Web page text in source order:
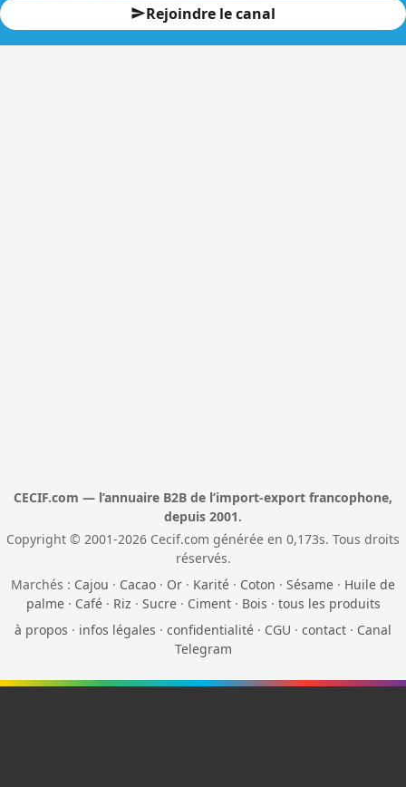
Rejoindre le canal
CECIF.com — l’annuaire B2B de l’import-export francophone,
depuis 2001.
Copyright © 2001-2026 Cecif.com générée en 0,173s. Tous droits
réservés.
Marchés : Cajou · Cacao · Or · Karité · Coton · Sésame · Huile de
palme· Café· Riz · Sucre· Ciment· Bois · tous les produits
à propos · infos légales · confidentialité · CGU · contact · Canal
Telegram